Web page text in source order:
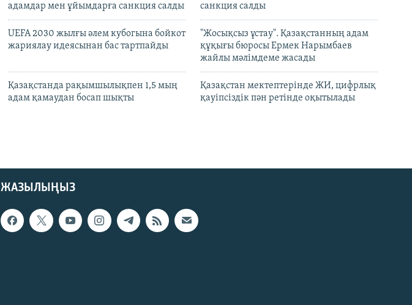
адамдар мен ұйымдарға санкция салды
санкция салды
UEFA 2030 жылғы әлем кубогына бойкот
жариялау идеясынан бас тартпайды
"Жосықсыз ұстау". Қазақстанның адам
құқығы бюросы Ермек Нарымбаев
жайлы мәлімдеме жасады
Қазақстанда рақымшылықпен 1,5 мың
адам қамаудан босап шықты
Қазақстан мектептерінде ЖИ, цифрлық
қауіпсіздік пән ретінде оқытылады
ЖАЗЫЛЫҢЫЗ